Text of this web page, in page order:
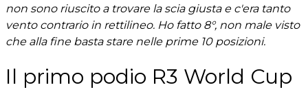
non sono riuscito a trovare la scia giusta e c'era tanto
vento contrario in rettilineo. Ho fatto 8°, non male visto
che alla fine basta stare nelle prime 10 posizioni.
Il primo podio R3 World Cup